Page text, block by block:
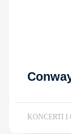
KONCERTI